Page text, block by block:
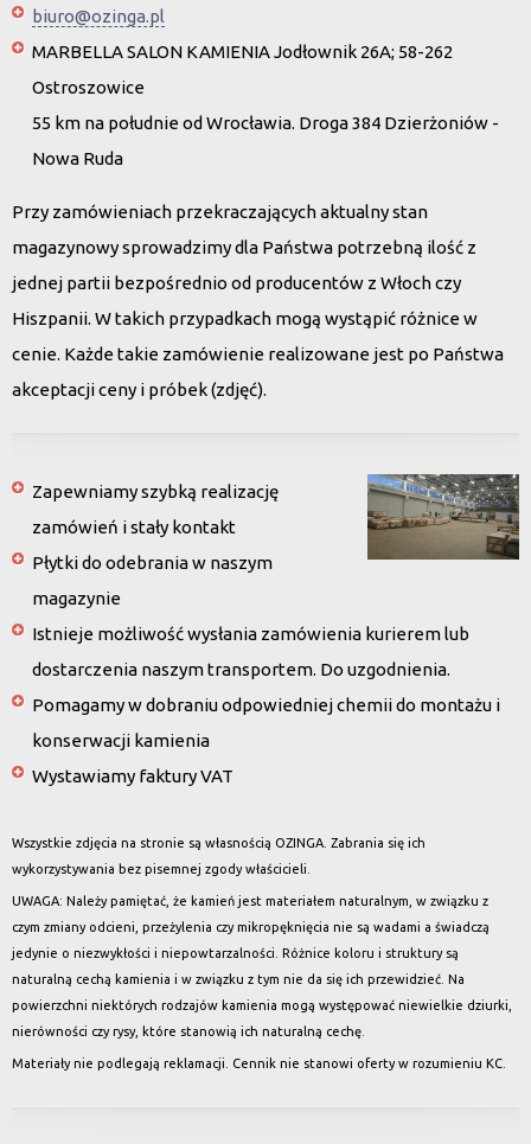
biuro@ozinga.pl
MARBELLA SALON KAMIENIA Jodłownik 26A; 58-262
Ostroszowice
55 km na południe od Wrocławia. Droga 384 Dzierżoniów -
Nowa Ruda
Przy zamówieniach przekraczających aktualny stan
magazynowy sprowadzimy dla Państwa potrzebną ilość z
jednej partii bezpośrednio od producentów z Włoch czy
Hiszpanii. W takich przypadkach mogą wystąpić różnice w
cenie. Każde takie zamówienie realizowane jest po Państwa
akceptacji ceny i próbek (zdjęć).
Zapewniamy szybką realizację
zamówień i stały kontakt
Płytki do odebrania w naszym
magazynie
Istnieje możliwość wysłania zamówienia kurierem lub
dostarczenia naszym transportem. Do uzgodnienia.
Pomagamy w dobraniu odpowiedniej chemii do montażu i
konserwacji kamienia
Wystawiamy faktury VAT
Wszystkie zdjęcia na stronie są własnością OZINGA. Zabrania się ich
wykorzystywania bez pisemnej zgody właścicieli.
UWAGA: Należy pamiętać, że kamień jest materiałem naturalnym, w związku z
czym zmiany odcieni, przeżylenia czy mikropęknięcia nie są wadami a świadczą
jedynie o niezwykłości i niepowtarzalności. Różnice koloru i struktury są
naturalną cechą kamienia i w związku z tym nie da się ich przewidzieć. Na
powierzchni niektórych rodzajów kamienia mogą występować niewielkie dziurki,
nierówności czy rysy, które stanowią ich naturalną cechę.
Materiały nie podlegają reklamacji. Cennik nie stanowi oferty w rozumieniu KC.